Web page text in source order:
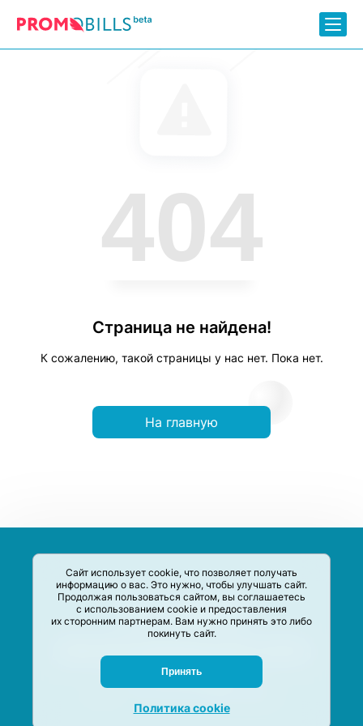
Сайт использует cookie, что позволяет получать
информацию о вас. Это нужно, чтобы улучшать сайт.
Продолжая пользоваться сайтом, вы соглашаетесь
с использованием cookie и предоставления
их сторонним партнерам. Вам нужно принять это либо
покинуть сайт.
Принять
Политика cookie
404
Страница не найдена!
К сожалению, такой страницы у нас нет. Пока нет.
На главную
систематизации акций и скидок на товары и услуги в РФ
Задать вопрос
© M-Social production 2020 –2026